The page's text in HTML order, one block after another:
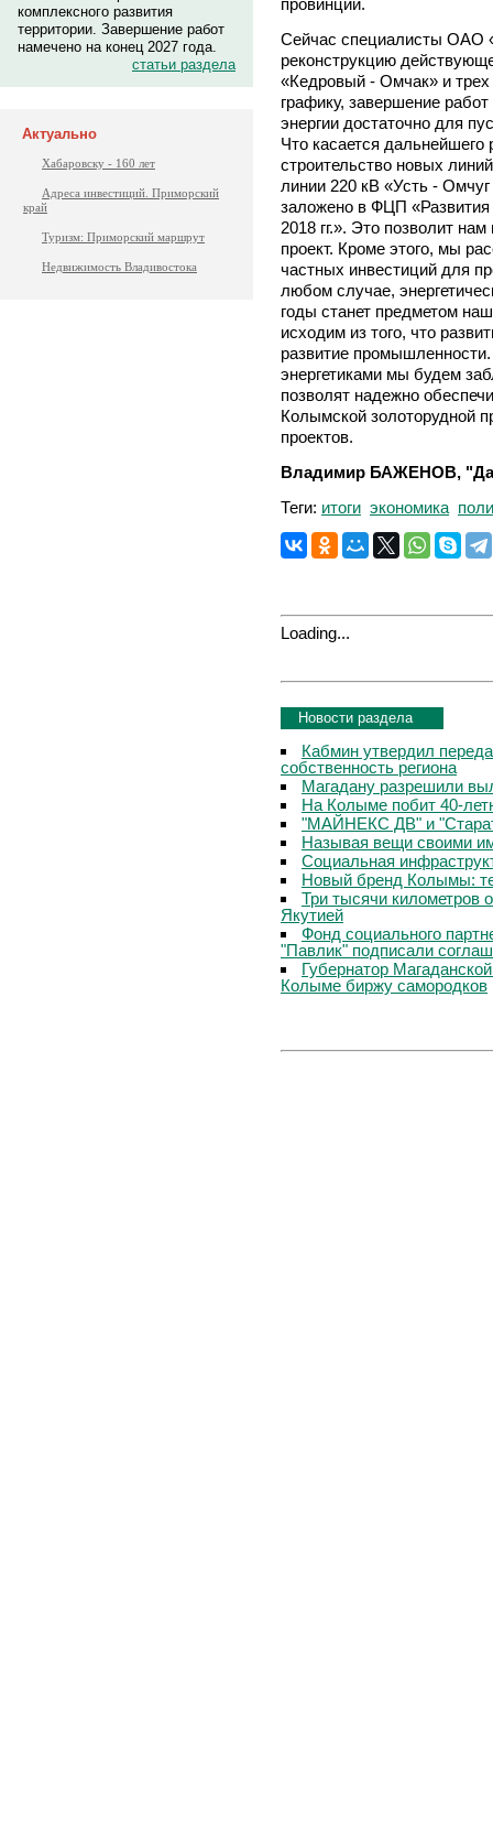
комплексного развития
территории. Завершение работ
намечено на конец 2027 года.
статьи раздела
Актуально
Хабаровску - 160 лет
Адреса инвестиций. Приморский
край
Туризм: Приморский маршрут
Недвижимость Владивостока
Сейчас специалисты ОАО
реконструкцию
«Кедровый - Омчак» и
графику, завершение
энергии достаточно для
Что касается дальнейшего
строительство новых
линии 220 кВ «Усть -
заложено в ФЦП «Развития
2018 гг.». Это позволит
проект. Кроме этого, мы
частных инвестиций для
любом случае,
годы станет предметом
исходим из того, что
развитие
энергетиками мы будем
позволят надежно
Колымской золоторудной
проектов.
Владимир БАЖЕНОВ,
Теги: итоги экономика
Loading...
Новости раздела
Кабмин утвердил
собственность региона
Магадану разрешили
На Колыме побит 40-
"МАЙНЕКС ДВ" и
Называя вещи своими
Социальная
Новый бренд Колымы:
Три тысячи километров
Якутией
Фонд социального
"Павлик" подписали
Губернатор
Колыме биржу самородков